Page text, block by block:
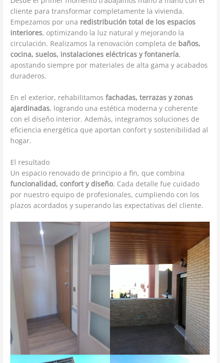
cliente para transformar completamente la vivienda.
Empezamos por una redistribución total de los espacios
interiores, optimizando la luz natural y mejorando la
circulación. Realizamos la renovación completa de baños,
cocina, suelos, instalaciones eléctricas y fontanería,
apostando siempre por materiales de alta gama y acabados
duraderos.
En el exterior, rehabilitamosfachadas, terrazas y zonas
ajardinadas, logrando una estética moderna y coherente
con el diseño interior. Además, integramos soluciones de
eficiencia energética que aportan confort y sostenibilidad al
hogar.
El resultado
Un espacio renovado de principio a fin, que combina
funcionalidad, confort y diseño. Cada detalle fue cuidado
por nuestro equipo de profesionales, cumpliendo con los
plazos acordados y superando las expectativas del cliente.